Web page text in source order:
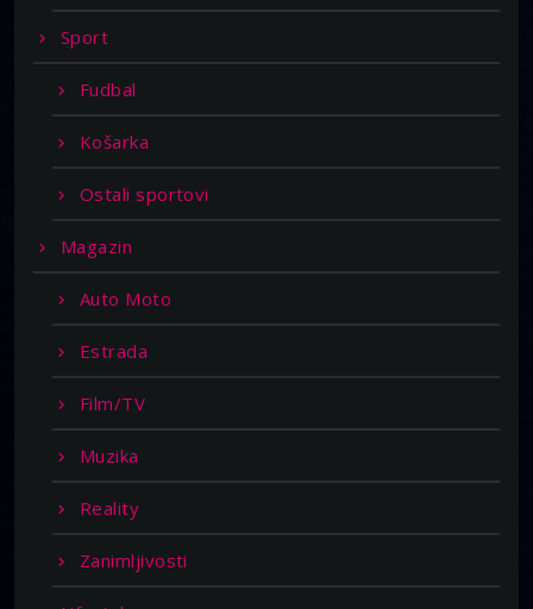
Sport
Fudbal
Košarka
Ostali sportovi
Magazin
Auto Moto
Estrada
Film/TV
Muzika
Reality
Zanimljivosti